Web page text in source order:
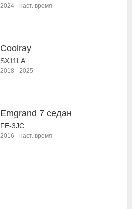
2024 - наст. время
Coolray
SX11LA
2018 - 2025
Emgrand 7 седан
FE-3JC
2016 - наст. время